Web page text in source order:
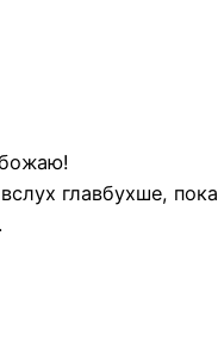
главбухше, пока